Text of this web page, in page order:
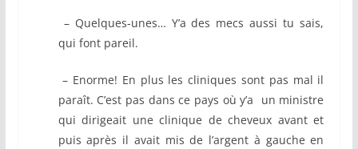
– Quelques-unes… Y’a des mecs aussi tu sais,
qui font pareil.
– Enorme! En plus les cliniques sont pas mal il
paraît. C’est pas dans ce pays où y’a un ministre
qui dirigeait une clinique de cheveux avant et
puis après il avait mis de l’argent à gauche en